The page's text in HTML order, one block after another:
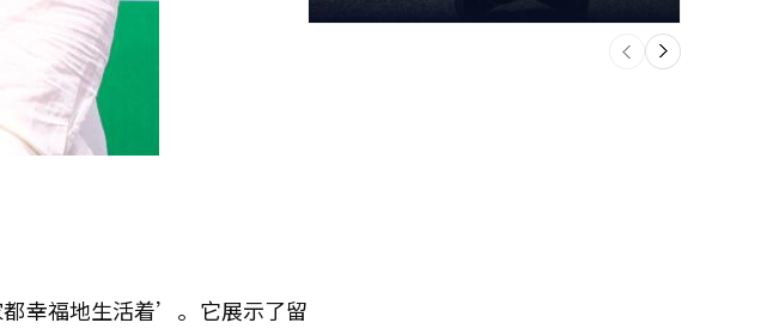
幸福地生活着’。它展示了留
下
一
个